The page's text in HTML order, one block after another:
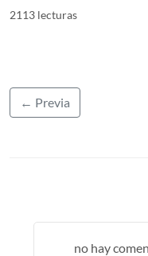
2113 lecturas
← Previa
no hay